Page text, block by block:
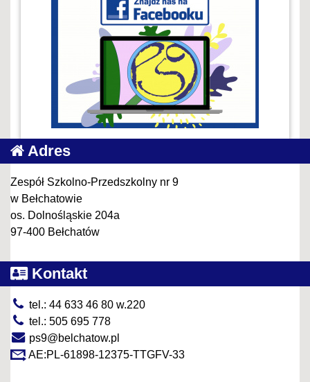
Adres
Zespół Szkolno-Przedszkolny nr 9
w Bełchatowie
os. Dolnośląskie 204a
97-400 Bełchatów
Kontakt
tel.: 44 633 46 80 w.220
tel.: 505 695 778
ps9@belchatow.pl
AE:PL-61898-12375-TTGFV-33